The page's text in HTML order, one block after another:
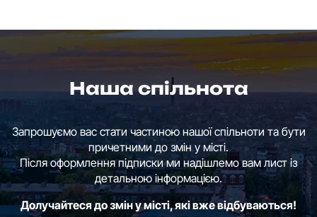
Наша спільнота
Запрошуємо вас стати частиною нашої спільноти та бути
причетними до змін у місті.
Після оформлення підписки ми надішлемо вам лист із
детальною інформацією.
Долучайтеся до змін у місті, які вже відбуваються!